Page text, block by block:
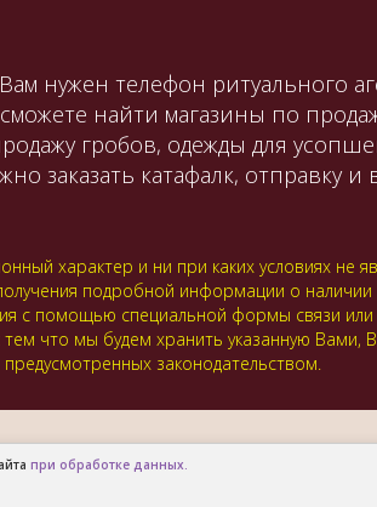
нужен телефон ритуального
найти магазины по
гробов, одежды для
заказать катафалк, отправку и
характер и ни при каких условиях не
подробной информации о наличии
с помощью специальной формы связи
что мы будем хранить указанную Вами,
законодательством.
при обработке данных.